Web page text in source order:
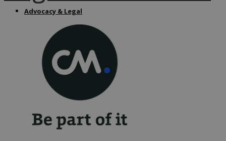
Advocacy & Legal